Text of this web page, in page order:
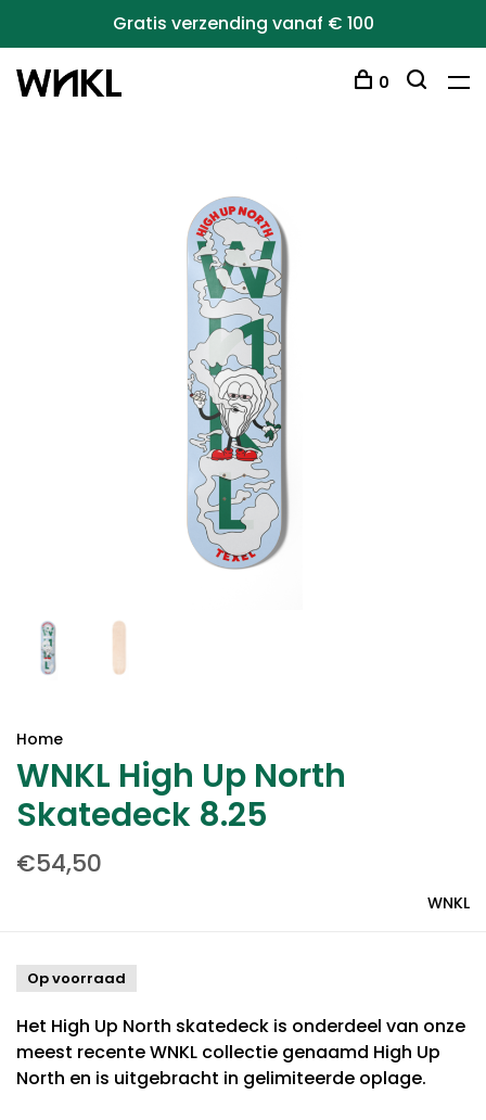
Gratis verzending vanaf € 100
0
Home
WNKL High Up North
Skatedeck 8.25
€54,50
WNKL
Op voorraad
Het High Up North skatedeck is onderdeel van onze
meest recente WNKL collectie genaamd High Up
North en is uitgebracht in gelimiteerde oplage.